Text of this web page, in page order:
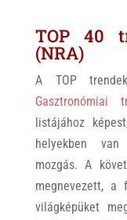
TOP 40
(NRA)
A TOP
listájához
helyekben
mozgás. A
megnevezett, a
világképüket